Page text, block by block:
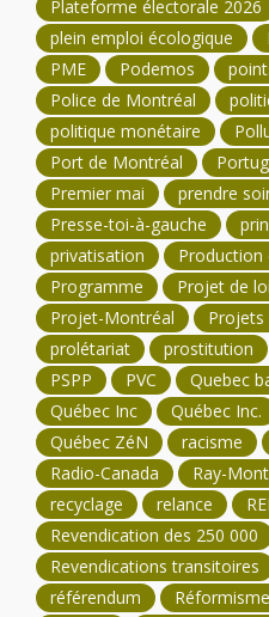
Plateforme électorale 2026
plein emploi écologique
PME
Podemos
Police de Montréal
politique monétaire
Port de Montréal
Premier mai
prendre
Presse-toi-à-gauche
privatisation
Production
Programme
Projet de
Projet-Montréal
Projets
prolétariat
prostitution
PSPP
PVC Quebec
Québec Inc
Québec Inc.
Québec ZéN
racisme
Radio-Canada
Ray-Mont
recyclage
relance
Revendication des 250 000
Revendications transitoires
référendum
Réformisme